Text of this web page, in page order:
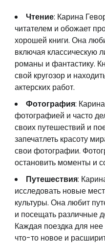
Чтение: Карина
читателем и обожает
хорошей книги. Она
включая классическую
романы и фантастику.
свой кругозор и
актерских работ.
Фотография:
фотографией и часто
своих путешествий и
запечатлеть красоту
свои фотографии.
остановить моменты и
Путешествия:
исследовать новые
культуры. Она любит
и посещать различные
Каждая поездка для
что-то новое и